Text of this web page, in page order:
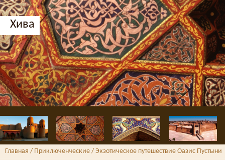
Хива
Главная / Приключенческие / Экзотическое путешествие Оазис Пустыни